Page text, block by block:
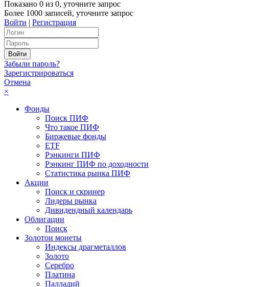
Показано 0 из 0, уточните запрос
Более 1000 записей, уточните запрос
Войти | Регистрация
Забыли пароль?
Зарегистрироваться
Отмена
×
Фонды
Поиск ПИФ
Что такое ПИФ
Биржевые фонды
ETF
Рэнкинги ПИФ
Рэнкинг ПИФ по доходности
Статистика рынка ПИФ
Акции
Поиск и скринер
Лидеры рынка
Дивидендный календарь
Облигации
Поиск
Золотои монеты
Индексы драгметаллов
Золото
Серебро
Платина
Палладий